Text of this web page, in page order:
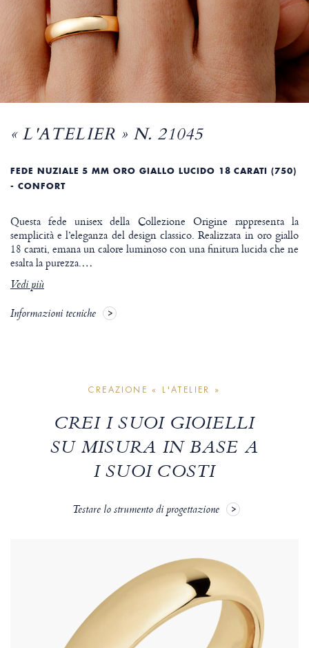
« L'ATELIER » N. 21045
FEDE NUZIALE 5 MM ORO GIALLO LUCIDO 18 CARATI (750)
- CONFORT
Questa fede unisex della Collezione Origine rappresenta la
semplicità e l’eleganza del design classico. Realizzata in oro giallo
18 carati, emana un calore luminoso con una finitura lucida che ne
esalta la purezza.…
Vedi più
Informazioni tecniche
CREAZIONE « L'ATELIER »
CREI I SUOI GIOIELLI
SU MISURA IN BASE A
I SUOI COSTI
Testare lo strumento di progettazione